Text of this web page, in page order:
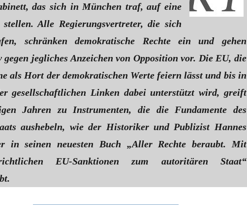
das sich in München traf, auf eine
stellen. Alle Regierungsvertreter, die sich
schränken demokratische Rechte ein und gehen
gegen jegliches Anzeichen von Opposition vor. Die EU, die
als Hort der demokratischen Werte feiern lässt und bis in
gesellschaftlichen Linken dabei unterstützt wird, greift
Jahren zu Instrumenten, die die Fundamente des
aushebeln, wie der Historiker und Publizist Hannes
in seinen neuesten Buch „Aller Rechte beraubt. Mit
EU-Sanktionen zum autoritären Staat“